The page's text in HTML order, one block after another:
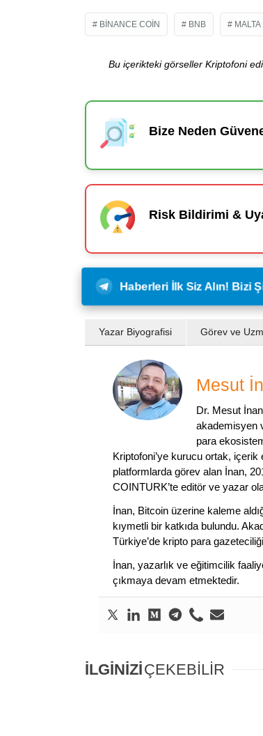
BINANCE COIN BNB MALTA
Bu içerikteki görseller Kriptofoni
Bize Neden
Risk Bildirimi &
Haberleri İlk Siz Alın! Bizi
Yazar Biyografisi Görev ve
Mesut
Dr. Mesut
akademisyen
para
Kriptofoni’ye kurucu ortak,
platformlarda görev alan İnan,
COINTURK’te editör ve yazar
İnan, Bitcoin üzerine kaleme
kıymetli bir katkıda bulundu.
Türkiye’de kripto para
İnan, yazarlık ve eğitimcilik
çıkmaya devam etmektedir.
İLGİNİZİÇEKEBİLİR